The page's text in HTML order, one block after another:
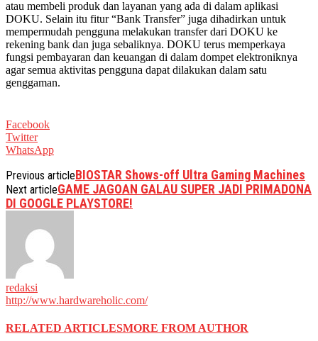
atau membeli produk dan layanan yang ada di dalam aplikasi
DOKU. Selain itu fitur “Bank Transfer” juga dihadirkan untuk
mempermudah pengguna melakukan transfer dari DOKU ke
rekening bank dan juga sebaliknya. DOKU terus memperkaya
fungsi pembayaran dan keuangan di dalam dompet elektroniknya
agar semua aktivitas pengguna dapat dilakukan dalam satu
genggaman.
Facebook
Twitter
WhatsApp
Previous articleBIOSTAR Shows-off Ultra Gaming Machines
Next articleGAME JAGOAN GALAU SUPER JADI PRIMADONA
DI GOOGLE PLAYSTORE!
redaksi
http://www.hardwareholic.com/
RELATED ARTICLESMORE FROM AUTHOR